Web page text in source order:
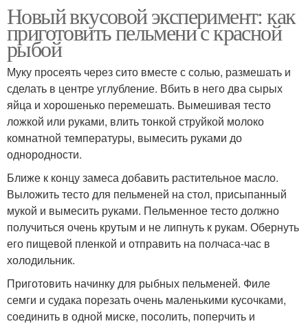
Новый вкусовой эксперимент: как
приготовить пельмени с красной
рыбой
Муку просеять через сито вместе с солью, размешать и
сделать в центре углубление. Вбить в него два сырых
яйца и хорошенько перемешать. Вымешивая тесто
ложкой или руками, влить тонкой струйкой молоко
комнатной температуры, вымесить руками до
однородности.
Ближе к концу замеса добавить растительное масло.
Выложить тесто для пельменей на стол, присыпанный
мукой и вымесить руками. Пельменное тесто должно
получиться очень крутым и не липнуть к рукам. Обернуть
его пищевой пленкой и отправить на полчаса-час в
холодильник.
Приготовить начинку для рыбных пельменей. Филе
семги и судака порезать очень маленькими кусочками,
соединить в одной миске, посолить, поперчить и